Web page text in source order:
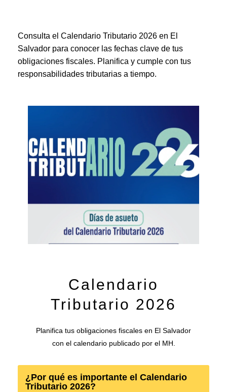
Consulta el Calendario Tributario 2026 en El
Salvador para conocer las fechas clave de tus
obligaciones fiscales. Planifica y cumple con tus
responsabilidades tributarias a tiempo.
Calendario
Tributario 2026
Planifica tus obligaciones fiscales en El Salvador
con el calendario publicado por el MH
¿Por qué es importante el Calendario
Tributario 2026?